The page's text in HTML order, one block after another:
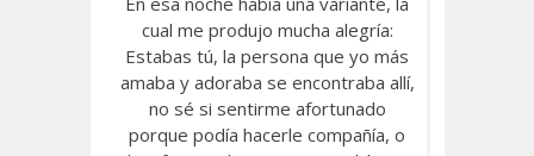
cual me produjo mucha alegría:
Estabas tú, la persona que yo más
amaba y adoraba se encontraba allí,
no sé si sentirme afortunado
porque podía hacerle compañía, o